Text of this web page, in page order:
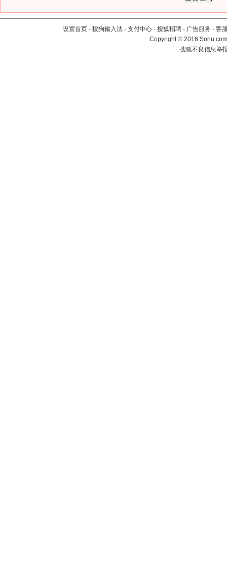
设置首页 - 搜狗输入法 - 支付中心 - 搜狐招聘 - 广告服务 - 客
Copyright©2016
搜狐不良信息举